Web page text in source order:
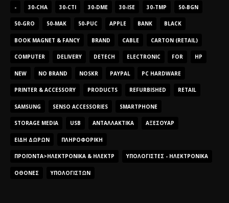
- 30-CHA 30-CTI 30-DME 30-ISE 30-TMP 50-BGN
50-GRO 50-MAK 50-PUC APPLE BANK BLACK
BOOK MAGNET & FANCY BRAND CABLE CARTON (RETAIL)
COMPUTER DELIVERY DETECH ELECTRONIC FOR HP
NEW NO BRAND NOSKR PAYPAL PC HARDWARE
PRINTER & ACCESSORY PRODUCTS REFURBISHED RETAIL
SAMSUNG SENSO ACCESSORIES SMARTPHONE
STORAGE MEDIA USB ΑΝΤΑΛΛΑΚΤΙΚΆ ΑΞΕΣΟΥΆΡ
ΕΊΔΗ ΔΏΡΩΝ ΠΛΗΡΟΦΟΡΙΚΉ
ΠΡΟΪΌΝΤΑ>ΗΛΕΚΤΡΟΝΙΚΆ & ΗΛΕΚΤΡ ΥΠΟΛΟΓΙΣΤΈΣ - ΗΛΕΚΤΡΟΝΙΚΆ
ΟΘΌΝΕΣ ΥΠΟΛΟΓΙΣΤΏΝ